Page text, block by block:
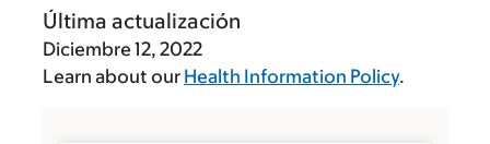
Última actualización
Diciembre 12, 2022
Learn about our Health Information Policy.